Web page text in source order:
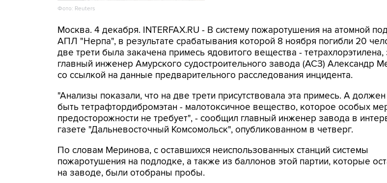
Фото: Reuters
Москва. 4 декабря. INTERFAX.RU - В систему пожаротушения на атомной
АПЛ "Нерпа", в результате срабатывания которой 8 ноября погибли 20
две трети была закачена примесь ядовитого вещества - тетрахлорэтилена,
главный инженер Амурского судостроительного завода (АСЗ) Александр
со ссылкой на данные предварительного расследования инцидента.
"Анализы показали, что на две трети присутствовала эта примесь. А
быть тетрафтордибромэтан - малотоксичное вещество, которое особых
предосторожности не требует", - сообщил главный инженер завода в
газете "Дальневосточный Комсомольск", опубликованном в четверг.
По словам Меринова, с оставшихся неиспользованных станций системы
пожаротушения на подлодке, а также из баллонов этой партии, которые
на заводе, были отобраны пробы.